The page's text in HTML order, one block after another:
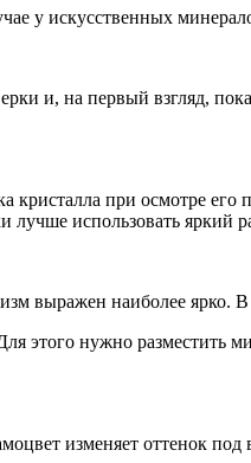
у искусственных
и, на первый взгляд,
при осмотре
использовать яркий
выражен наиболее ярко.
этого нужно разместить
изменяет оттенок под